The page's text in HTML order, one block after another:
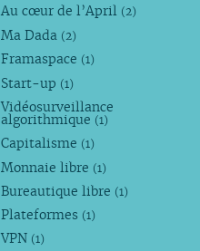
Au cœur de l’April (2)
Ma Dada (2)
Framaspace (1)
Start-up (1)
Vidéosurveillance
algorithmique (1)
Capitalisme (1)
Monnaie libre (1)
Bureautique libre (1)
Plateformes (1)
VPN (1)